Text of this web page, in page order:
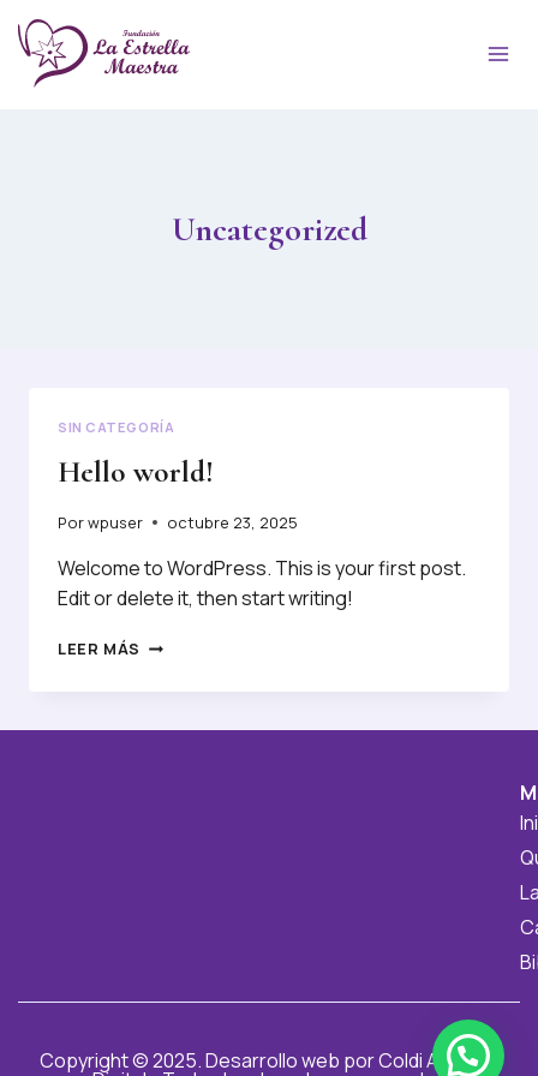
Uncategorized
SIN CATEGORÍA
Hello world!
Porwpuser octubre 23, 2025
Welcome to WordPress. This is your first post.
Edit or delete it, then start writing!
LEER MÁS
Copyright © 2025. Desarrollo web por Coldi Agencia